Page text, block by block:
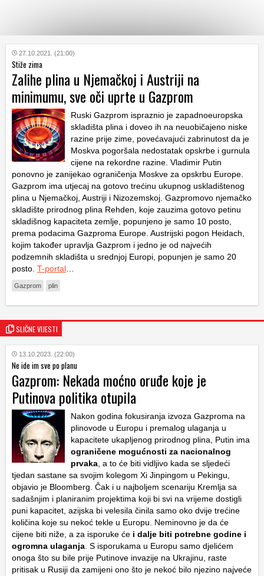
KATEGORIJE
HRVATSKI
WEB
27.10.2021. (21:00)
Stiže zima
Zalihe plina u Njemačkoj i Austriji na
minimumu, sve oči uprte u Gazprom
Ruski Gazprom ispraznio je zapadnoeuropska
skladišta plina i doveo ih na neuobičajeno niske
razine prije zime, povećavajući zabrinutost da je
Moskva pogoršala nedostatak opskrbe i gurnula
cijene na rekordne razine. Vladimir Putin
ponovno je zanijekao ograničenja Moskve za opskrbu Europe.
Gazprom ima utjecaj na gotovo trećinu ukupnog uskladištenog
plina u Njemačkoj, Austriji i Nizozemskoj. Gazpromovo njemačko
skladište prirodnog plina Rehden, koje zauzima gotovo petinu
skladišnog kapaciteta zemlje, popunjeno je samo 10 posto,
prema podacima Gazproma Europe. Austrijski pogon Heidach,
kojim također upravlja Gazprom i jedno je od najvećih
podzemnih skladišta u srednjoj Europi, popunjen je samo 20
posto. T-portal
Gazprom plin
SLIČNE VIJESTI
13.10.2023. (22:00)
Ne ide im sve po planu
Gazprom: Nekada moćno oruđe koje je
Putinova politika otupila
Nakon godina fokusiranja izvoza Gazproma na
plinovode u Europu i premalog ulaganja u
kapacitete ukapljenog prirodnog plina, Putin ima
ograničene mogućnosti za nacionalnog
prvaka , a to će biti vidljivo kada se sljedeći
tjedan sastane sa svojim kolegom Xi Jinpingom u Pekingu,
objavio je Bloomberg. Čak i u najboljem scenariju Kremlja sa
sadašnjim i planiranim projektima koji bi svi na vrijeme dostigli
puni kapacitet, azijska bi velesila činila samo oko dvije trećine
količina koje su nekoć tekle u Europu. Neminovno je da će
cijene biti niže, a za isporuke će i dalje biti potrebne godine i
ogromna ulaganja . S isporukama u Europu samo djelićem
onoga što su bile prije Putinove invazije na Ukrajinu, raste
pritisak u Rusiji da zamijeni ono što je nekoć bilo njezino najveće